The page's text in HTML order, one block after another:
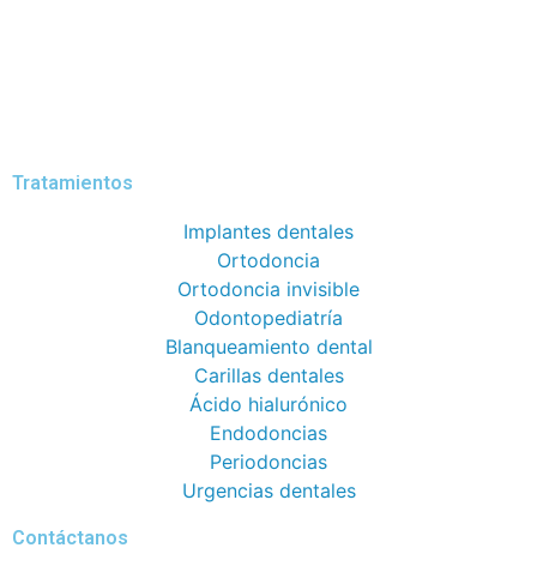
Tratamientos
Implantes dentales
Ortodoncia
Ortodoncia invisible
Odontopediatría
Blanqueamiento dental
Carillas dentales
Ácido hialurónico
Endodoncias
Periodoncias
Urgencias dentales
Contáctanos